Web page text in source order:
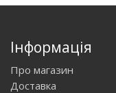
Інформація
Про магазин
Доставка